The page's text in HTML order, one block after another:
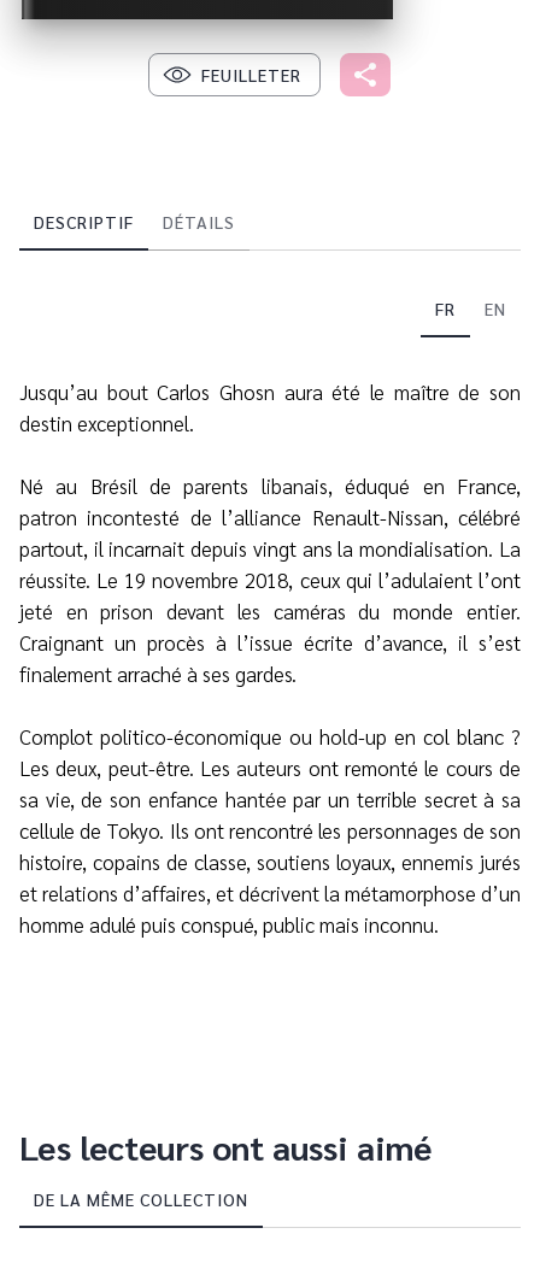
FEUILLETER
DESCRIPTIF DÉTAILS
FR EN
Jusqu’au bout Carlos Ghosn aura été le maître de son
destin exceptionnel.
Né au Brésil de parents libanais, éduqué en France,
patron incontesté de l’alliance Renault-Nissan, célébré
partout, il incarnait depuis vingt ans la mondialisation. La
réussite. Le 19 novembre 2018, ceux qui l’adulaient l’ont
jeté en prison devant les caméras du monde entier.
Craignant un procès à l’issue écrite d’avance, il s’est
finalement arraché à ses gardes.
Complot politico-économique ou hold-up en col blanc ?
Les deux, peut-être. Les auteurs ont remonté le cours de
sa vie, de son enfance hantée par un terrible secret à sa
cellule de Tokyo. Ils ont rencontré les personnages de son
histoire, copains de classe, soutiens loyaux, ennemis jurés
et relations d’affaires, et décrivent la métamorphose d’un
homme adulé puis conspué, public mais inconnu.
Les lecteurs ont aussi aimé
DE LA MÊME COLLECTION